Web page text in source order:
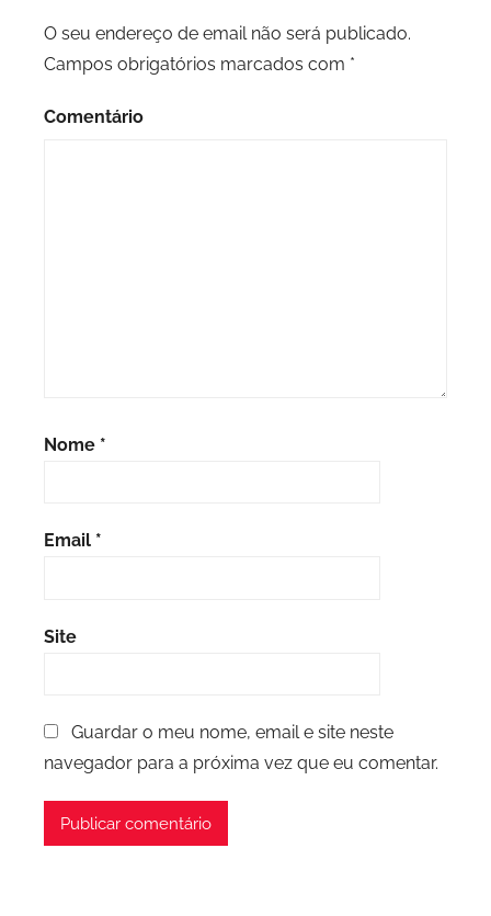
O seu endereço de email não será publicado.
Campos obrigatórios marcados com *
Comentário
Nome *
Email *
Site
Guardar o meu nome, email e site neste
navegador para a próxima vez que eu comentar.